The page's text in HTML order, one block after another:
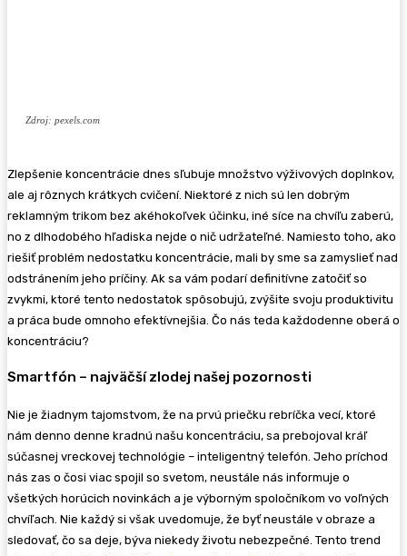
Zdroj: pexels.com
Zlepšenie koncentrácie dnes sľubuje množstvo výživových doplnkov,
ale aj rôznych krátkych cvičení. Niektoré z nich sú len dobrým
reklamným trikom bez akéhokoľvek účinku, iné síce na chvíľu zaberú,
no z dlhodobého hľadiska nejde o nič udržateľné. Namiesto toho, ako
riešiť problém nedostatku koncentrácie, mali by sme sa zamyslieť nad
odstránením jeho príčiny. Ak sa vám podarí definitívne zatočiť so
zvykmi, ktoré tento nedostatok spôsobujú, zvýšite svoju produktivitu
a práca bude omnoho efektívnejšia. Čo nás teda každodenne oberá o
koncentráciu?
Smartfón – najväčší zlodej našej pozornosti
Nie je žiadnym tajomstvom, že na prvú priečku rebríčka vecí, ktoré
nám denno denne kradnú našu koncentráciu, sa prebojoval kráľ
súčasnej vreckovej technológie – inteligentný telefón. Jeho príchod
nás zas o čosi viac spojil so svetom, neustále nás informuje o
všetkých horúcich novinkách a je výborným spoločníkom vo voľných
chvíľach. Nie každý si však uvedomuje, že byť neustále v obraze a
sledovať, čo sa deje, býva niekedy životu nebezpečné. Tento trend